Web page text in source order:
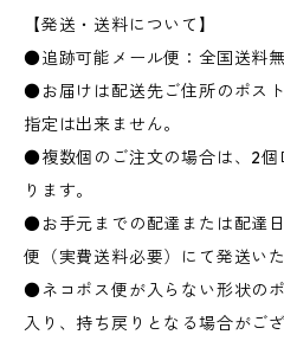
【発送・送料について】
●追跡可能メール便：全国送料
●お届けは配送先ご住所のポス
指定は出来ません。
●複数個のご注文の場合は、2個
ります。
●お手元までの配達または配達
便（実費送料必要）にて発送いた
●ネコポス便が入らない形状の
入り、持ち戻りとなる場合がご